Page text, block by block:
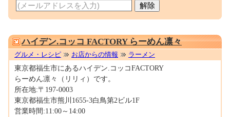
ハイデン.コッコ FACTORY らーめん凛々
グルメ・レシピ お店からの情報 ラーメン
東京都福生市にあるハイデン.コッコFACTORY
らーめん凛々（リリィ）です。
所在地:〒197-0003
東京都福生市熊川1655-3白鳥第2ビル1F
営業時間:11:00～14:00